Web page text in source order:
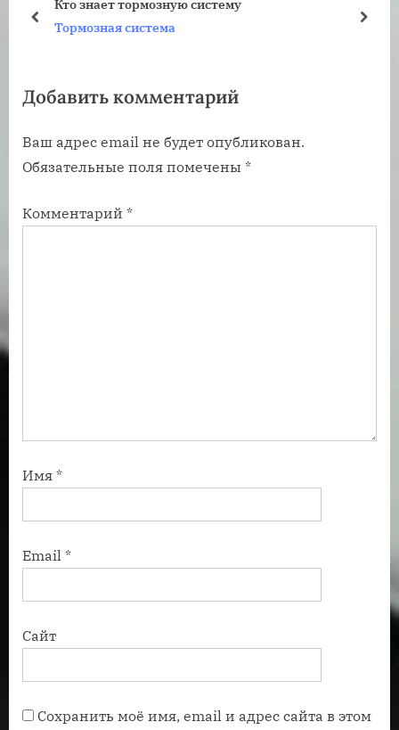
щ
з
п
и
ь
з
п
и
ь
Кто знает тормозную систему
Тормозная система
пред
Добавить комментарий
Ваш адрес email не будет опубликован.
Обязательные поля помечены *
Комментарий *
Имя *
Email *
Сайт
Сохранить моё имя, email и адрес сайта в этом